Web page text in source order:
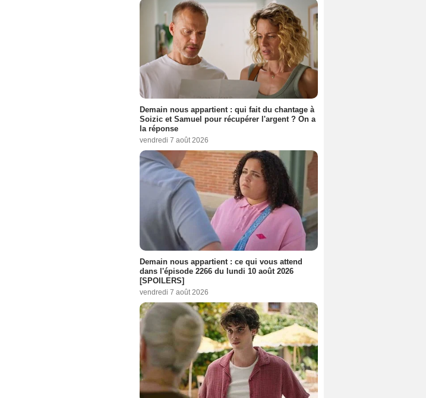
Demain nous appartient : qui fait du chantage à
Soizic et Samuel pour récupérer l'argent ? On a
la réponse
vendredi 7 août 2026
Demain nous appartient : ce qui vous attend
dans l'épisode 2266 du lundi 10 août 2026
[SPOILERS]
vendredi 7 août 2026